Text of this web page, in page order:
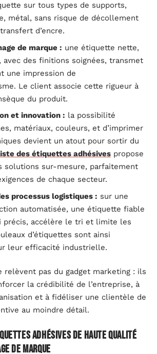
sur tous types de supports,
métal, sans risque de décollement
d’encre.
de marque : une étiquette nette,
avec des finitions soignées, transmet
une impression de
Le client associe cette rigueur à
du produit.
et innovation : la possibilité
matériaux, couleurs, et d’imprimer
devient un atout pour sortir du
des étiquettes adhésives propose
solutions sur-mesure, parfaitement
de chaque secteur.
processus logistiques : sur une
automatisée, une étiquette fiable
précis, accélère le tri et limite les
d’étiquettes sont ainsi
leur efficacité industrielle.
relèvent pas du gadget marketing : ils
la crédibilité de l’entreprise, à
et à fidéliser une clientèle de
au moindre détail.
adhésives de haute qualité
de marque